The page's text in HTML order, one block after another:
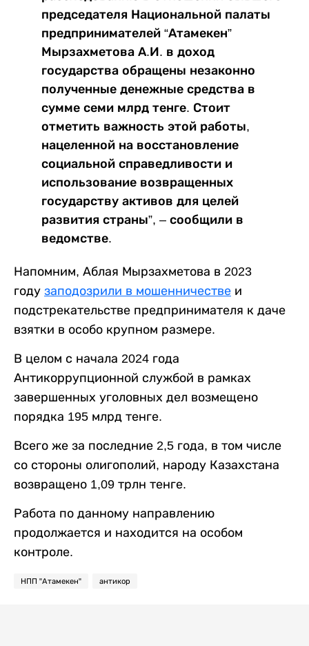
председателя Национальной палаты
предпринимателей “Атамекен”
Мырзахметова А.И. в доход
государства обращены незаконно
полученные денежные средства в
сумме семи млрд тенге. Стоит
отметить важность этой работы,
нацеленной на восстановление
социальной справедливости и
использование возвращенных
государству активов для целей
развития страны”, – сообщили в
ведомстве.
Напомним, Аблая Мырзахметова в 2023
году заподозрили в мошенничестве и
подстрекательстве предпринимателя к даче
взятки в особо крупном размере.
В целом с начала 2024 года
Антикоррупционной службой в рамках
завершенных уголовных дел возмещено
порядка 195 млрд тенге.
Всего же за последние 2,5 года, в том числе
со стороны олигополий, народу Казахстана
возвращено 1,09 трлн тенге.
Работа по данному направлению
продолжается и находится на особом
контроле.
НПП "Атамекен" антикор